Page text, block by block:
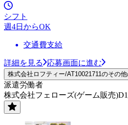
シフト
週4日からOK
交通費支給
詳細を見る 応募画面に進む
株式会社ロフティー/AT10021711のその
派遣労働者
株式会社フェローズ(ゲーム販売